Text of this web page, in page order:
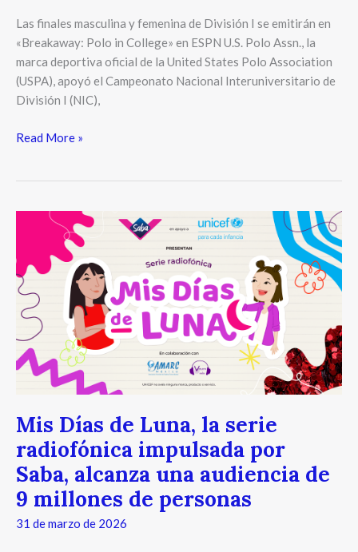
Las finales masculina y femenina de División I se emitirán en
«Breakaway: Polo in College» en ESPN U.S. Polo Assn., la
marca deportiva oficial de la United States Polo Association
(USPA), apoyó el Campeonato Nacional Interuniversitario de
División I (NIC),
Read More »
Mis Días de Luna, la serie
radiofónica impulsada por
Saba, alcanza una audiencia de
9 millones de personas
31 de marzo de 2026
de
Luna,
la
serie
radiofónica
impulsada
por
una
audiencia
de
9
millones
de